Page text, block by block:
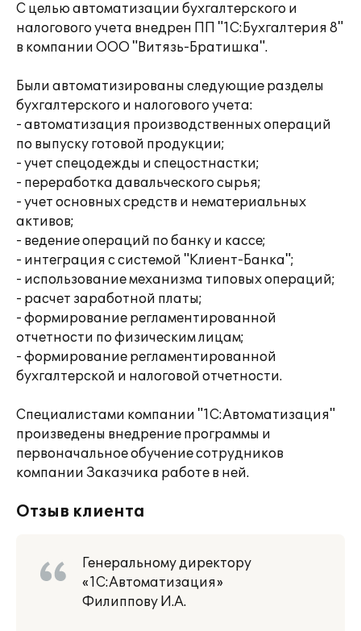
С целью автоматизации бухгалтерского и
налогового учета внедрен ПП "1С:Бухгалтерия 8"
в компании ООО "Витязь-Братишка".
Были автоматизированы следующие разделы
бухгалтерского и налогового учета:
- автоматизация производственных операций
по выпуску готовой продукции;
- учет спецодежды и спецостнастки;
- переработка давальческого сырья;
- учет основных средств и нематериальных
активов;
- ведение операций по банку и кассе;
- интеграция с системой "Клиент-Банка";
- использование механизма типовых операций;
- расчет заработной платы;
- формирование регламентированной
отчетности по физическим лицам;
- формирование регламентированной
бухгалтерской и налоговой отчетности.
Специалистами компании "1С:Автоматизация"
произведены внедрение программы и
первоначальное обучение сотрудников
компании Заказчика работе в ней.
Отзыв клиента
Генеральному директору
«1С:Автоматизация»
Филиппову И.А.